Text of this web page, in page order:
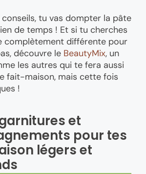
conseils, tu vas dompter la pâte
de temps ! Et si tu cherches
complètement différente pour
découvre le BeautyMix, un
les autres qui te fera aussi
fait-maison, mais cette fois
!
et
pour tes
légers et